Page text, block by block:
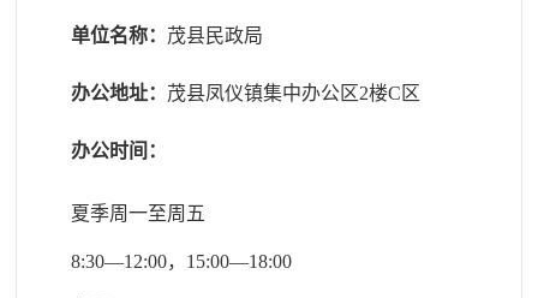
单位名称： 茂县民政局
办公地址： 茂县凤仪镇集中办公区2楼C区
办公时间：
夏季周一至周五
8:30—12:00，15:00—18:00